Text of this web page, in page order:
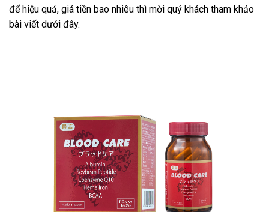
để hiệu quả, giá tiền bao nhiêu thì mời quý khách tham khảo
bài viết dưới đây.